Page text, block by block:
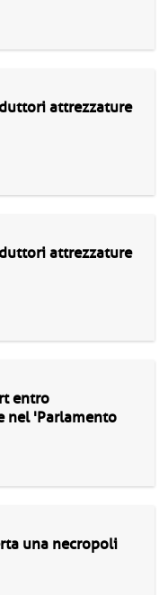
attrezzature
attrezzature
entro
nel 'Parlamento
una necropoli